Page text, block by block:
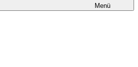
Menü